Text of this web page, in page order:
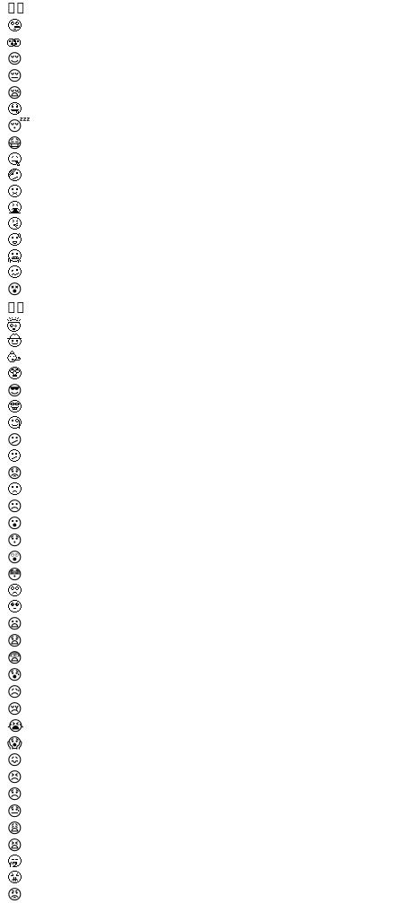
😮‍💨
🤥
🫨
😌
😔
😪
🤤
😴
😷
🤒
🤕
🤢
🤮
🤧
🥵
🥶
🥴
😵
😵‍💫
🤯
🤠
🥳
🥸
😎
🤓
🧐
😕
🫤
😟
🙁
☹️
😮
😯
😲
😳
🥺
🥹
😦
😧
😨
😰
😥
😢
😭
😱
😖
😣
😞
😓
😩
😫
🥱
😤
😡